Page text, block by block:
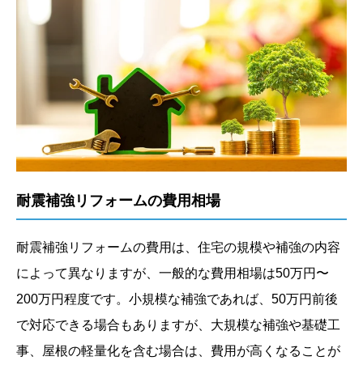
耐震補強リフォームの費用相場
耐震補強リフォームの費用は、住宅の規模や補強の内容
によって異なりますが、一般的な費用相場は50万円〜
200万円程度です。小規模な補強であれば、50万円前後
で対応できる場合もありますが、大規模な補強や基礎工
事、屋根の軽量化を含む場合は、費用が高くなることが